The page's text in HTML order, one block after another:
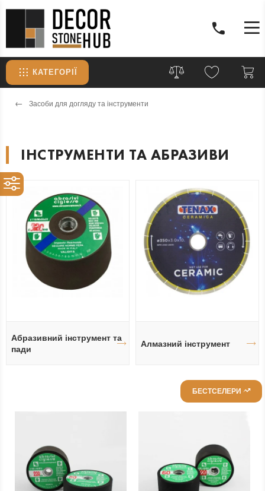
КАТЕГОРІЇ
Засоби для догляду та інструменти
ІНСТРУМЕНТИ ТА АБРАЗИВИ
Абразивний інструмент та
пади
Алмазний інструмент
БЕСТСЕЛЕРИ